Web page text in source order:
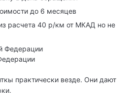
до 6 месяцев
расчета 40 р/км от МКАД но не
практически везде. Они дают